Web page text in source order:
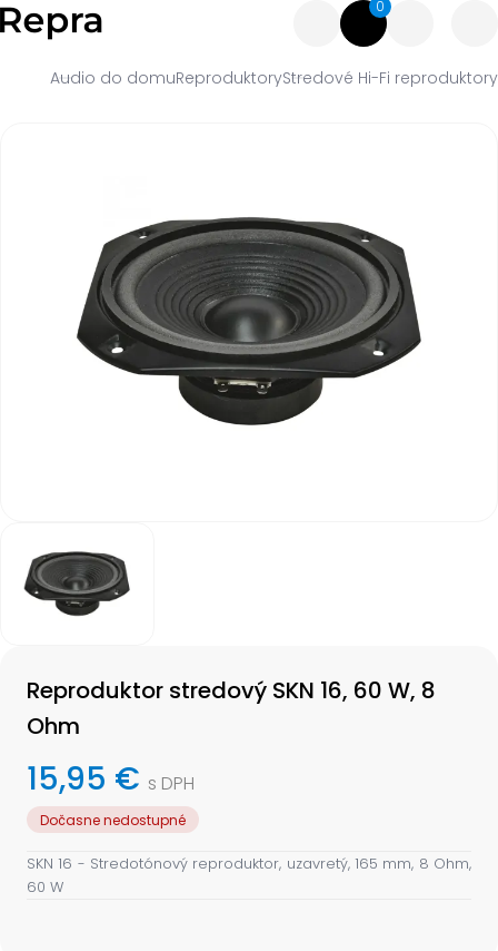
0
Audio do domuReproduktoryStredové Hi-Fi reproduktory
Reproduktor stredový SKN 16, 60 W, 8
Ohm
15,95 € s DPH
Dočasne nedostupné
SKN 16 - Stredotónový reproduktor, uzavretý, 165 mm, 8 Ohm,
60 W